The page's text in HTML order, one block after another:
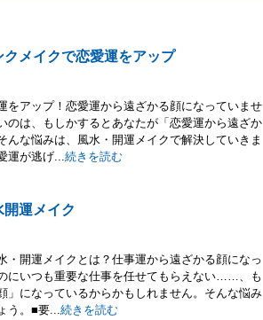
メイクで恋愛運をアップ
をアップ！恋愛運から遠ざかる顔になっていませ
のは、もしかするとあなたが「恋愛運から遠ざか
な悩みは、風水・開運メイクで解決していきま
運が逃げ...続きを読む
運メイク
・開運メイクとは？仕事運から遠ざかる顔になっ
にいつも重要な仕事を任せてもらえない……、も
」になっているからかもしれません。そんな悩み
う。■要...続きを読む